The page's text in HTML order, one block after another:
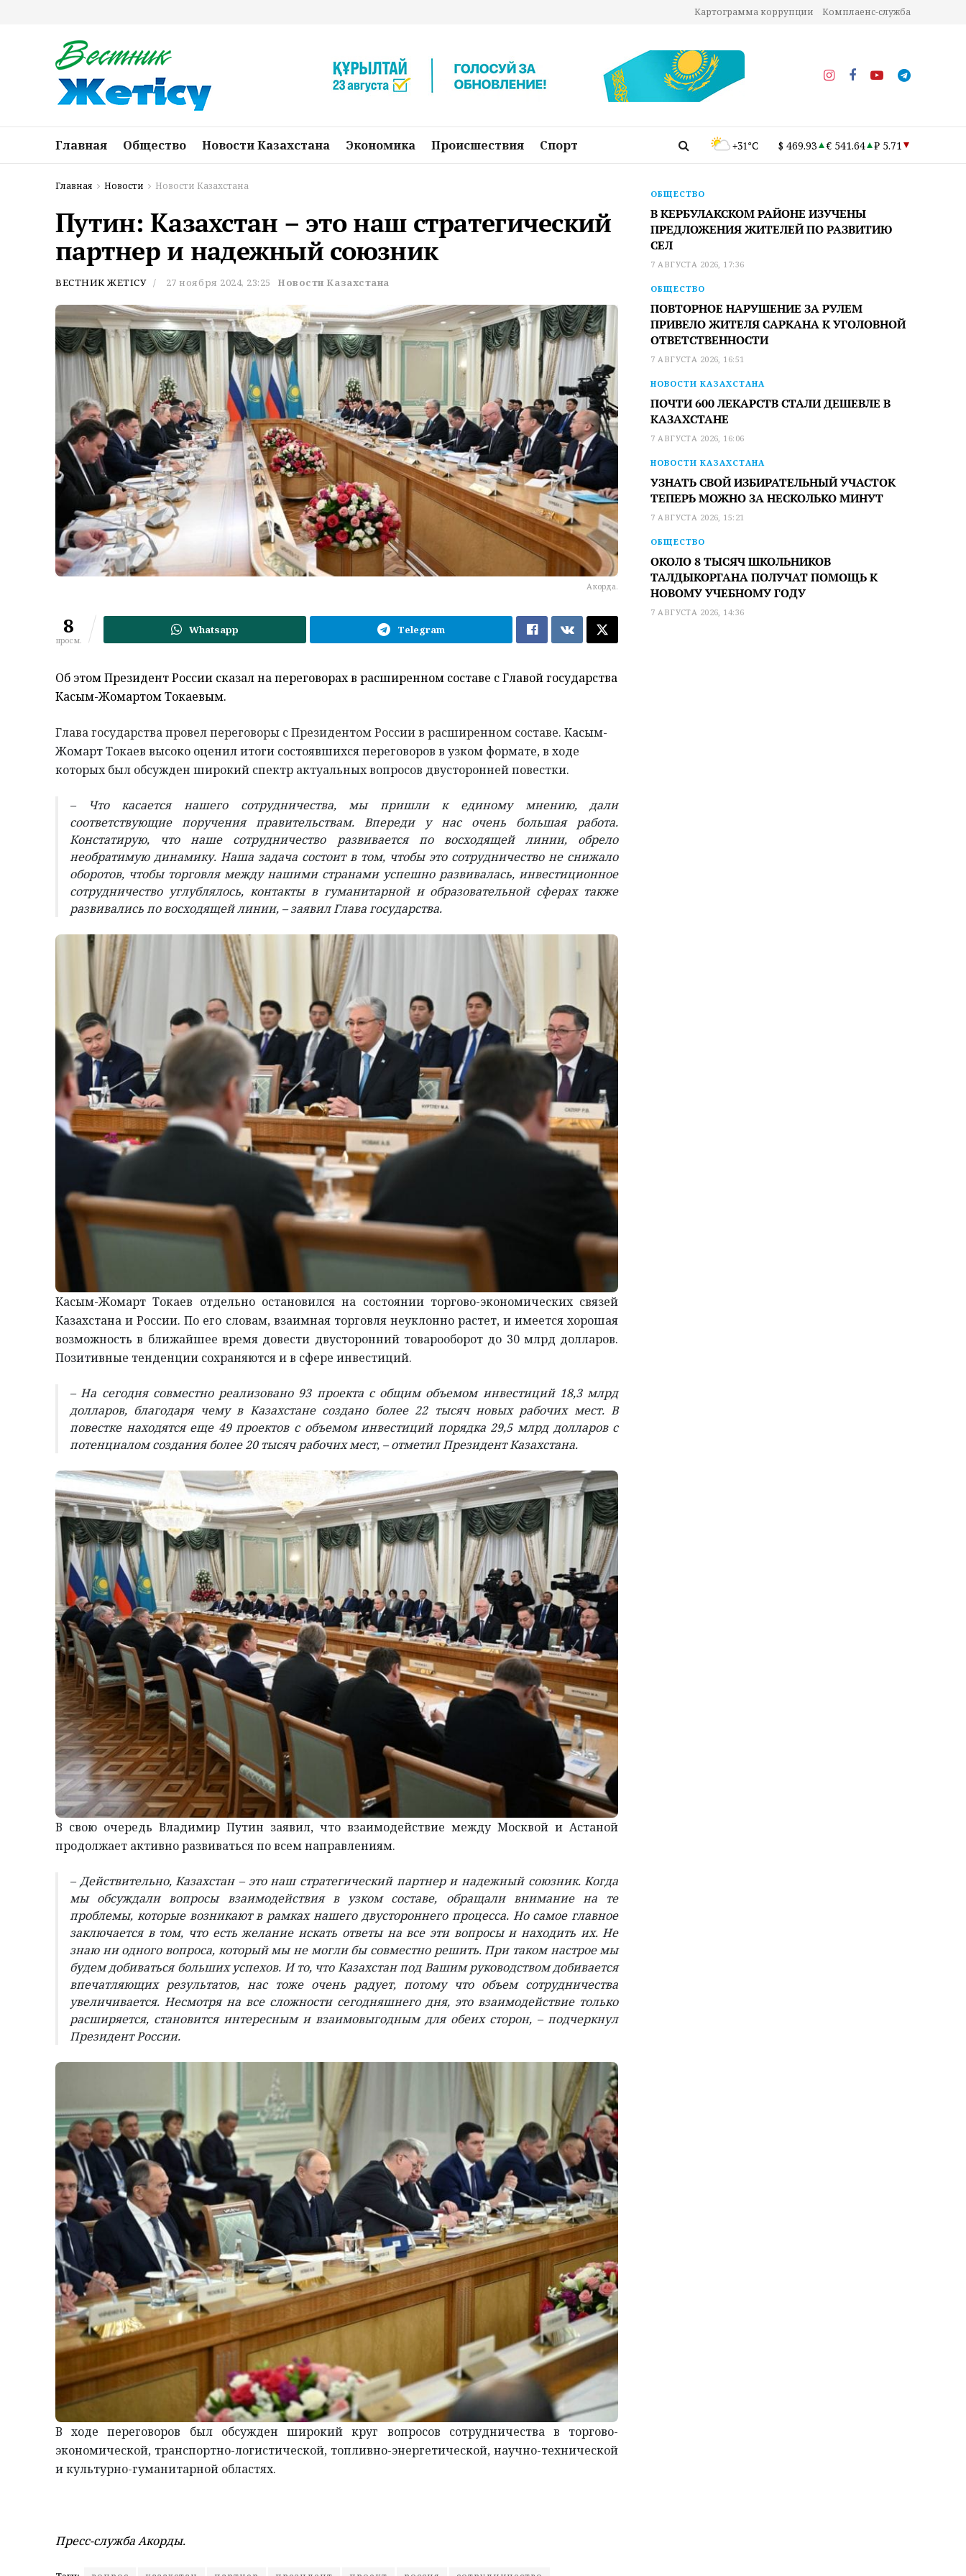
Картограмма коррупции Комплаенс-служба
Главная Общество Новости Казахстана Экономика Происшествия Спорт +31°C $ 469.93 € 541.64 ₽ 5.71
Главная Новости Новости Казахстана
Путин: Казахстан – это наш стратегический
партнер и надежный союзник
ВЕСТНИК ЖЕТІСУ 27 ноября 2024, 23:25 Новости Казахстана
Акорда.
8
просм.
Whatsapp Telegram
Об этом Президент России сказал на переговорах в расширенном составе с Главой государства
Касым-Жомартом Токаевым.
Глава государства провел переговоры с Президентом России в расширенном составе. Касым-
Жомарт Токаев высоко оценил итоги состоявшихся переговоров в узком формате, в ходе
которых был обсужден широкий спектр актуальных вопросов двусторонней повестки.
– Что касается нашего сотрудничества, мы пришли к единому мнению, дали
соответствующие поручения правительствам. Впереди у нас очень большая работа.
Констатирую, что наше сотрудничество развивается по восходящей линии, обрело
необратимую динамику. Наша задача состоит в том, чтобы это сотрудничество не снижало
оборотов, чтобы торговля между нашими странами успешно развивалась, инвестиционное
сотрудничество углублялось, контакты в гуманитарной и образовательной сферах также
развивались по восходящей линии, – заявил Глава государства.
Касым-Жомарт Токаев отдельно остановился на состоянии торгово-экономических связей
Казахстана и России. По его словам, взаимная торговля неуклонно растет, и имеется хорошая
возможность в ближайшее время довести двусторонний товарооборот до 30 млрд долларов.
Позитивные тенденции сохраняются и в сфере инвестиций.
– На сегодня совместно реализовано 93 проекта с общим объемом инвестиций 18,3 млрд
долларов, благодаря чему в Казахстане создано более 22 тысяч новых рабочих мест. В
повестке находятся еще 49 проектов с объемом инвестиций порядка 29,5 млрд долларов с
потенциалом создания более 20 тысяч рабочих мест, – отметил Президент Казахстана.
В свою очередь Владимир Путин заявил, что взаимодействие между Москвой и Астаной
продолжает активно развиваться по всем направлениям.
– Действительно, Казахстан – это наш стратегический партнер и надежный союзник. Когда
мы обсуждали вопросы взаимодействия в узком составе, обращали внимание на те
проблемы, которые возникают в рамках нашего двустороннего процесса. Но самое главное
заключается в том, что есть желание искать ответы на все эти вопросы и находить их. Не
знаю ни одного вопроса, который мы не могли бы совместно решить. При таком настрое мы
будем добиваться больших успехов. И то, что Казахстан под Вашим руководством добивается
впечатляющих результатов, нас тоже очень радует, потому что объем сотрудничества
увеличивается. Несмотря на все сложности сегодняшнего дня, это взаимодействие только
расширяется, становится интересным и взаимовыгодным для обеих сторон, – подчеркнул
Президент России.
В ходе переговоров был обсужден широкий круг вопросов сотрудничества в торгово-
экономической, транспортно-логистической, топливно-энергетической, научно-технической
и культурно-гуманитарной областях.
Пресс-служба Акорды.
ОБЩЕСТВО
В КЕРБУЛАКСКОМ РАЙОНЕ ИЗУЧЕНЫ
ПРЕДЛОЖЕНИЯ ЖИТЕЛЕЙ ПО РАЗВИТИЮ
СЕЛ
7 АВГУСТА 2026, 17:36
ОБЩЕСТВО
ПОВТОРНОЕ НАРУШЕНИЕ ЗА РУЛЕМ
ПРИВЕЛО ЖИТЕЛЯ САРКАНА К УГОЛОВНОЙ
ОТВЕТСТВЕННОСТИ
7 АВГУСТА 2026, 16:51
НОВОСТИ КАЗАХСТАНА
ПОЧТИ 600 ЛЕКАРСТВ СТАЛИ ДЕШЕВЛЕ В
КАЗАХСТАНЕ
7 АВГУСТА 2026, 16:06
НОВОСТИ КАЗАХСТАНА
УЗНАТЬ СВОЙ ИЗБИРАТЕЛЬНЫЙ УЧАСТОК
ТЕПЕРЬ МОЖНО ЗА НЕСКОЛЬКО МИНУТ
7 АВГУСТА 2026, 15:21
ОБЩЕСТВО
ОКОЛО 8 ТЫСЯЧ ШКОЛЬНИКОВ
ТАЛДЫКОРГАНА ПОЛУЧАТ ПОМОЩЬ К
НОВОМУ УЧЕБНОМУ ГОДУ
7 АВГУСТА 2026, 14:36